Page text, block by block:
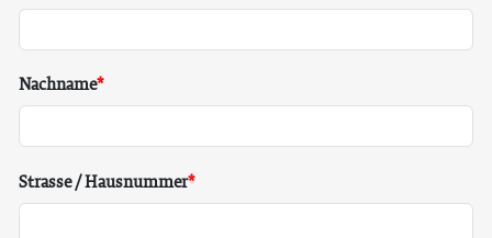
Nachname
Strasse / Hausnummer